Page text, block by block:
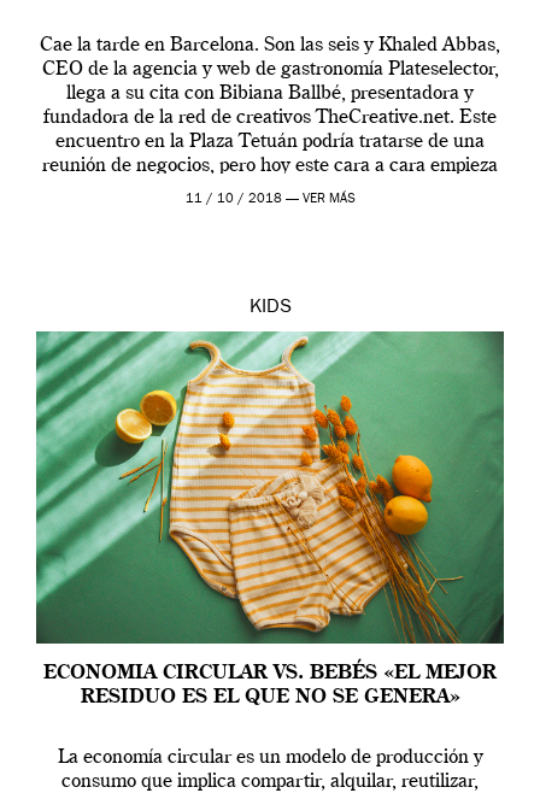
Cae la tarde en Barcelona. Son las seis y Khaled Abbas,
CEO de la agencia y web de gastronomía Plateselector,
llega a su cita con Bibiana Ballbé, presentadora y
fundadora de la red de creativos TheCreative.net. Este
encuentro en la Plaza Tetuán podría tratarse de una
reunión de negocios, pero hoy este cara a cara empieza
sobre […]
11 / 10 / 2018 — VER MÁS
KIDS
ECONOMIA CIRCULAR VS. BEBÉS «EL MEJOR
RESIDUO ES EL QUE NO SE GENERA»
La economía circular es un modelo de producción y
consumo que implica compartir, alquilar, reutilizar,